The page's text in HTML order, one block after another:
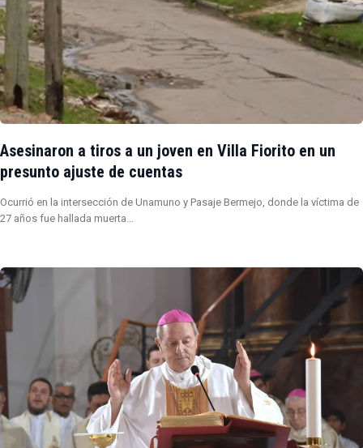
Asesinaron a tiros a un joven en Villa Fiorito en un
presunto ajuste de cuentas
Ocurrió en la intersección de Unamuno y Pasaje Bermejo, donde la víctima de
27 años fue hallada muerta…